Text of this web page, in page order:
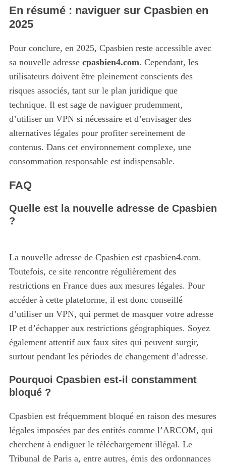
En résumé : naviguer sur Cpasbien en
2025
Pour conclure, en 2025, Cpasbien reste accessible avec
sa nouvelle adresse cpasbien4.com. Cependant, les
utilisateurs doivent être pleinement conscients des
risques associés, tant sur le plan juridique que
technique. Il est sage de naviguer prudemment,
d’utiliser un VPN si nécessaire et d’envisager des
alternatives légales pour profiter sereinement de
contenus. Dans cet environnement complexe, une
consommation responsable est indispensable.
FAQ
Quelle est la nouvelle adresse de Cpasbien
?
La nouvelle adresse de Cpasbien est cpasbien4.com.
Toutefois, ce site rencontre régulièrement des
restrictions en France dues aux mesures légales. Pour
accéder à cette plateforme, il est donc conseillé
d’utiliser un VPN, qui permet de masquer votre adresse
IP et d’échapper aux restrictions géographiques. Soyez
également attentif aux faux sites qui peuvent surgir,
surtout pendant les périodes de changement d’adresse.
Pourquoi Cpasbien est-il constamment
bloqué ?
Cpasbien est fréquemment bloqué en raison des mesures
légales imposées par des entités comme l’ARCOM, qui
cherchent à endiguer le téléchargement illégal. Le
Tribunal de Paris a, entre autres, émis des ordonnances